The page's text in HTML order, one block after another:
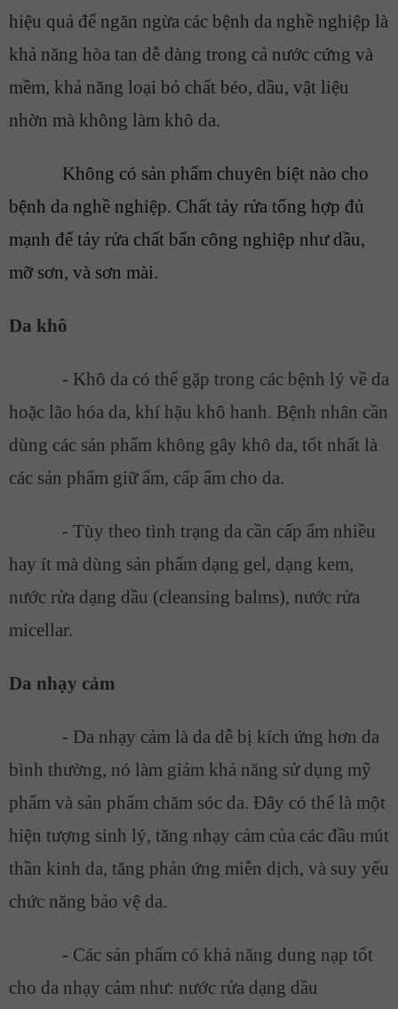
hiệu quả để ngăn ngừa các bệnh da nghề nghiệp là
khả năng hòa tan dễ dàng trong cả nước cứng và
mềm, khả năng loại bỏ chất béo, dầu, vật liệu
nhờn mà không làm khô da.
Không có sản phẩm chuyên biệt nào cho
bệnh da nghề nghiệp. Chất tảy rửa tổng hợp đủ
mạnh để tảy rửa chất bẩn công nghiệp như dầu,
mỡ sơn, và sơn mài.
Da khô
- Khô da có thể gặp trong các bệnh lý về da
hoặc lão hóa da, khí hậu khô hanh. Bệnh nhân cần
dùng các sản phẩm không gây khô da, tốt nhất là
các sản phẩm giữ ẩm, cấp ẩm cho da.
- Tùy theo tình trạng da cần cấp ẩm nhiều
hay ít mà dùng sản phẩm dạng gel, dạng kem,
nước rửa dạng dầu (cleansing balms), nước rửa
micellar.
Da nhạy cảm
- Da nhạy cảm là da dễ bị kích ứng hơn da
bình thường, nó làm giảm khả năng sử dụng mỹ
phẩm và sản phẩm chăm sóc da. Đây có thể là một
hiện tượng sinh lý, tăng nhạy cảm của các đầu mút
thần kinh da, tăng phản ứng miễn dịch, và suy yếu
chức năng bảo vệ da.
- Các sản phẩm có khả năng dung nạp tốt
cho da nhạy cảm như: nước rửa dạng dầu